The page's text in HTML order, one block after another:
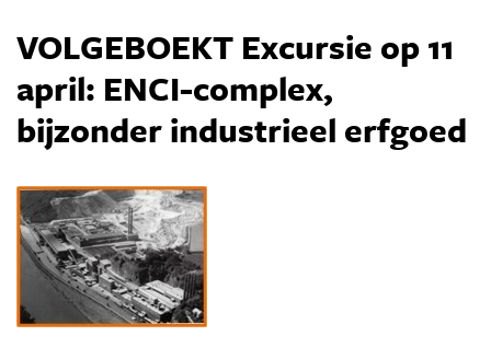
VOLGEBOEKT Excursie op 11
april: ENCI-complex,
bijzonder industrieel erfgoed